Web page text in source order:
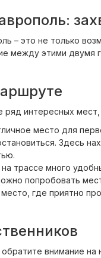
– это не только
между этими
интересных
место для
Здесь
на трассе много
попробовать
где приятно
внимание на